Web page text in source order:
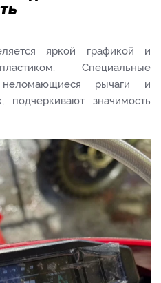
яркой графикой и
Специальные
рычаги и
значимость